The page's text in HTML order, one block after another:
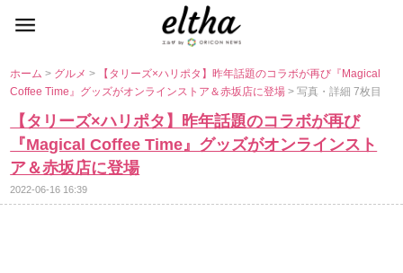
ホーム> グルメ>
【タリーズ×ハリポタ】昨年話題のコラボが再び『Magical
Coffee Time』グッズがオンラインストア＆赤坂店に登場> 写真・詳細 7枚目
【タリーズ×ハリポタ】昨年話題のコラボが再び
『Magical Coffee Time』グッズがオンラインスト
ア＆赤坂店に登場
2022-06-16 16:39